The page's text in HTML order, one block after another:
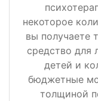
некоторое
вы получаете
средство для
детей и
бюджетные
толщиной